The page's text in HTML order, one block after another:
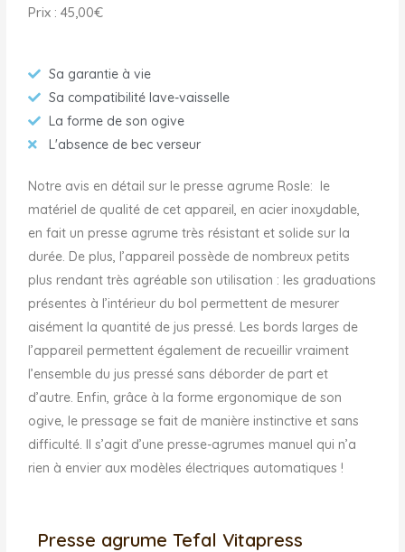
Prix : 45,00€
Sa garantie à vie
Sa compatibilité lave-vaisselle
La forme de son ogive
L'absence de bec verseur
Notre avis en détail sur le presse agrume Rosle: le
matériel de qualité de cet appareil, en acier inoxydable,
en fait un presse agrume très résistant et solide sur la
durée. De plus, l’appareil possède de nombreux petits
plus rendant très agréable son utilisation : les graduations
présentes à l’intérieur du bol permettent de mesurer
aisément la quantité de jus pressé. Les bords larges de
l’appareil permettent également de recueillir vraiment
l’ensemble du jus pressé sans déborder de part et
d’autre. Enfin, grâce à la forme ergonomique de son
ogive, le pressage se fait de manière instinctive et sans
difficulté. Il s’agit d’une presse-agrumes manuel qui n’a
rien à envier aux modèles électriques automatiques !
Presse agrume Tefal Vitapress